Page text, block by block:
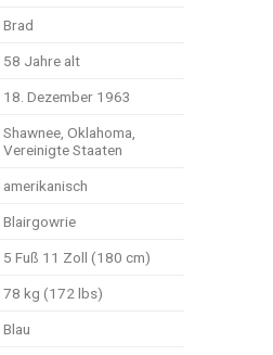
Brad
58 Jahre alt
18. Dezember 1963
Shawnee, Oklahoma,
Vereinigte Staaten
amerikanisch
Blairgowrie
5 Fuß 11 Zoll (180 cm)
78 kg (172 lbs)
Blau